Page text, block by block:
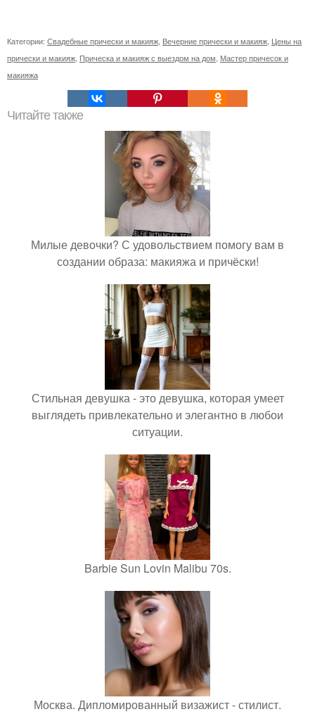
Категории: Свадебные прически и макияж, Вечерние прически и макияж, Цены на
прически и макияж, Прическа и макияж с выездом на дом, Мастер причесок и
макияжа
Читайте также
Милые девочки? С удовольствием помогу вам в
создании образа: макияжа и причёски!
Стильная девушка - это девушка, которая умеет
выглядеть привлекательно и элегантно в любои
ситуации.
Barbie Sun Lovin Malibu 70s.
Москва. Дипломированный визажист - стилист.